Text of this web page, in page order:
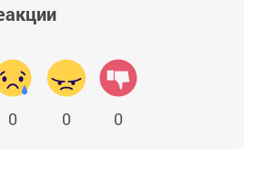
0 0 0